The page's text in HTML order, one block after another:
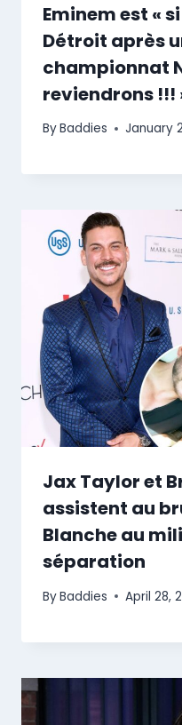
Eminem est «
Détroit après
championnat
reviendrons !!!
ByBaddies January
Jax Taylor et
assistent au
Blanche au
séparation
ByBaddies April 28,